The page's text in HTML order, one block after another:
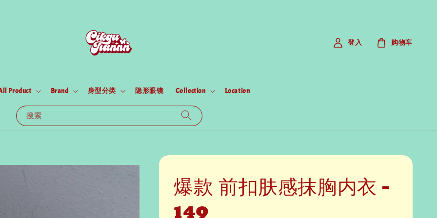
搜索
Product Brand 身型分类 隐形眼镜 Collection Location
登入 购物车
爆款 前扣肤感抹胸内衣 -